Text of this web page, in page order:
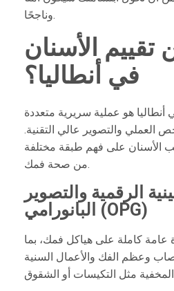
وناجحًا.
تقييم الأسنان
في أنطاليا؟
أنطاليا هو عملية سريرية متعددة
العملي والتصوير عالي التقنية.
على فهم طبقة مختلفة
من صحة فمك.
الرقمية والتصوير
البانورامي (OPG)
عامة كاملة على هياكل فمك، بما
وعظم الفك والأعمال السنية